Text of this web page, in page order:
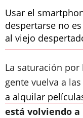
Usar el
despertarse no
al viejo
La saturación
gente vuelva a
a alquilar
está volviendo